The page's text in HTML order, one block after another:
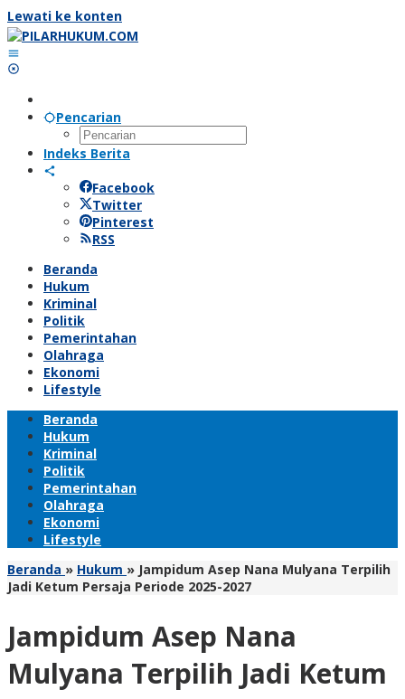
Lewati ke konten
Pencarian
Indeks Berita
Facebook
Twitter
Pinterest
RSS
Beranda
Hukum
Kriminal
Politik
Pemerintahan
Olahraga
Ekonomi
Lifestyle
Beranda
Hukum
Kriminal
Politik
Pemerintahan
Olahraga
Ekonomi
Lifestyle
Beranda » Hukum » Jampidum Asep Nana Mulyana Terpilih
Jadi Ketum Persaja Periode 2025-2027
Jampidum Asep Nana
Mulyana Terpilih Jadi Ketum